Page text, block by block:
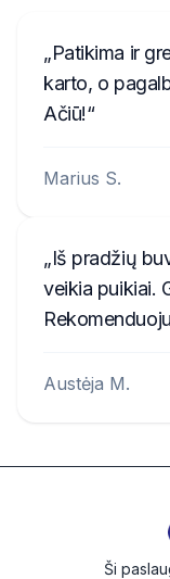
Patikima ir
karto, o
Ačiū!
Marius S.
Iš pradžių
veikia puikiai.
Austėja M.
Ši